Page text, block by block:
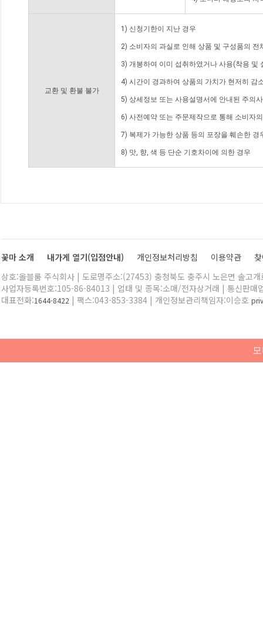
교환 및 환불 불가
1) 신청기한이 지난 경우
2) 소비자의 과실로 인해 상품 및 구성품의
3) 개봉하여 이미 섭취하였거나 사용(착용 및
4) 시간이 경과하여 상품의 가치가 현저히 감
5) 상세정보 또는 사용설명서에 안내된 주의
6) 사전예약 또는 주문제작으로 통해 소비자
7) 복제가 가능한 상품 등의 포장을 훼손한 경
8) 맛, 향, 색 등 단순 기호차이에 의한 경우
꽃마 소개 내가게 열기(입점안내) 개인정보처리방침 이용약관
상호:올블룸 주식회사 | 도로명주소:(27453) 충청북도 충주시 노은면 솔고
사업자등록번호:105-86-84013 | 업태 및 종목:소매/전자상거래 | 통신판매
대표전화:1644-8422 | 팩스:043-853-3384 | 개인정보관리책임자:이승호